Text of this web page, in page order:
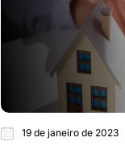
19 de janeiro de 2023